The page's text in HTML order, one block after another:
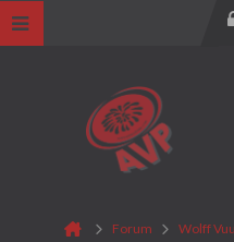
Forum
Wolff